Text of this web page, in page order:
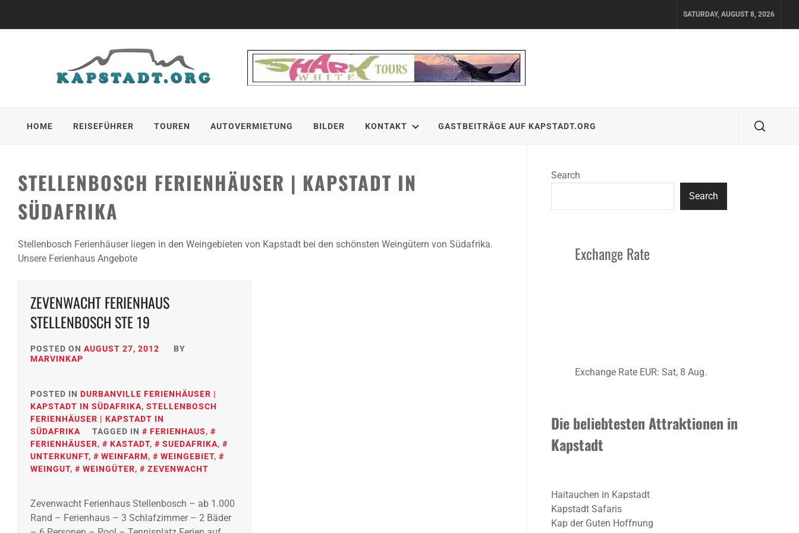
SATURDAY, AUGUST 8, 2026
HOME REISEFÜHRER TOUREN AUTOVERMIETUNG BILDER KONTAKT GASTBEITRÄGE AUF KAPSTADT.ORG
STELLENBOSCH FERIENHÄUSER | KAPSTADT IN
SÜDAFRIKA
Stellenbosch Ferienhäuser liegen in den Weingebieten von Kapstadt bei den schönsten Weingütern von Südafrika.
Unsere Ferienhaus Angebote
ZEVENWACHT FERIENHAUS
STELLENBOSCH STE 19
POSTED ON AUGUST 27, 2012
BY
MARVINKAP
POSTED IN DURBANVILLE FERIENHÄUSER |
KAPSTADT IN SÜDAFRIKA, STELLENBOSCH
FERIENHÄUSER | KAPSTADT IN
SÜDAFRIKA
TAGGED IN FERIENHAUS,
FERIENHÄUSER, KASTADT, SUEDAFRIKA,
UNTERKUNFT, WEINFARM, WEINGEBIET,
WEINGUT, WEINGÜTER, ZEVENWACHT
Zevenwacht Ferienhaus Stellenbosch – ab 1.000
Rand – Ferienhaus – 3 Schlafzimmer – 2 Bäder
Search
Search
Exchange Rate
Exchange Rate EUR: Sat, 8 Aug.
Die beliebtesten Attraktionen in
Kapstadt
Haitauchen in Kapstadt
Kapstadt Safaris
Kap der Guten Hoffnung